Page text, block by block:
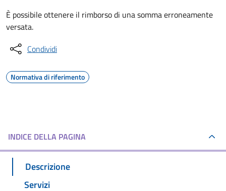
È possibile ottenere il rimborso di una somma erroneamente
versata.
Condividi
Normativa di riferimento
INDICE DELLA PAGINA
Descrizione
Servizi